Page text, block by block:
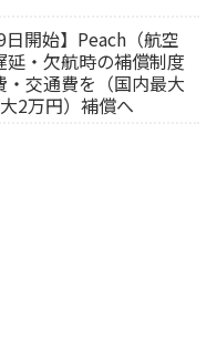
日開始】Peach（航空
延・欠航時の補償制度
交通費を（国内最大
2万円）補償へ